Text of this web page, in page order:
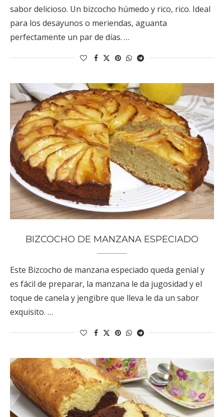
sabor delicioso. Un bizcocho húmedo y rico, rico. Ideal
para los desayunos o meriendas, aguanta
perfectamente un par de días. …
BIZCOCHO DE MANZANA ESPECIADO
Este Bizcocho de manzana especiado queda genial y
es fácil de preparar, la manzana le da jugosidad y el
toque de canela y jengibre que lleva le da un sabor
exquisito. …